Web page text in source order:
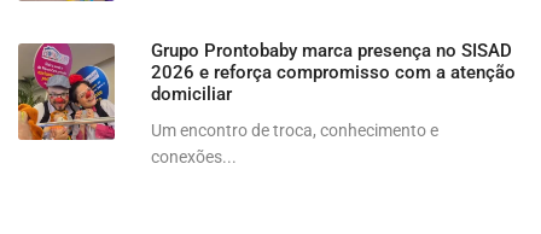
Grupo Prontobaby marca presença no SISAD
2026 e reforça compromisso com a atenção
domiciliar
Um encontro de troca, conhecimento e
conexões...